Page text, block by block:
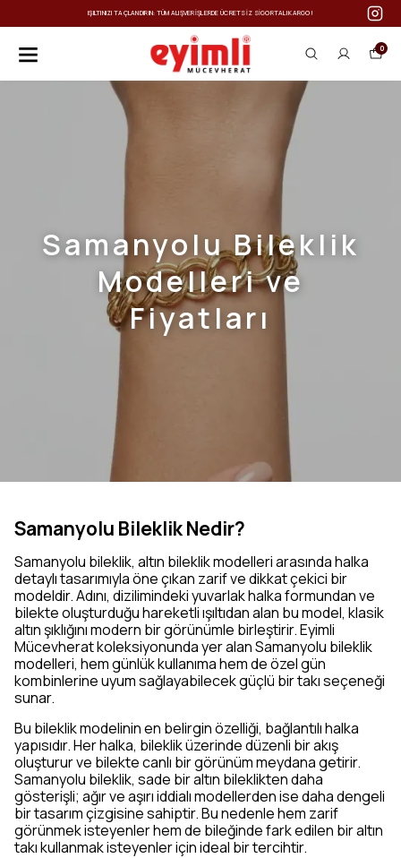
IŞILTINIZI TAÇLANDIRIN: TÜM ALIŞVERIŞLERDE ÜCRETSIZ SIGORTALI KARGO!
0
Samanyolu Bileklik
Modelleri ve
Fiyatları
Samanyolu Bileklik Nedir?
Samanyolu bileklik, altın bileklik modelleri arasında halka
detaylı tasarımıyla öne çıkan zarif ve dikkat çekici bir
modeldir. Adını, dizilimindeki yuvarlak halka formundan ve
bilekte oluşturduğu hareketli ışıltıdan alan bu model, klasik
altın şıklığını modern bir görünümle birleştirir. Eyimli
Mücevherat koleksiyonunda yer alan Samanyolu bileklik
modelleri, hem günlük kullanıma hem de özel gün
kombinlerine uyum sağlayabilecek güçlü bir takı seçeneği
sunar.
Bu bileklik modelinin en belirgin özelliği, bağlantılı halka
yapısıdır. Her halka, bileklik üzerinde düzenli bir akış
oluşturur ve bilekte canlı bir görünüm meydana getirir.
Samanyolu bileklik, sade bir altın bileklikten daha
gösterişli; ağır ve aşırı iddialı modellerden ise daha dengeli
bir tasarım çizgisine sahiptir. Bu nedenle hem zarif
görünmek isteyenler hem de bileğinde fark edilen bir altın
takı kullanmak isteyenler için ideal bir tercihtir.